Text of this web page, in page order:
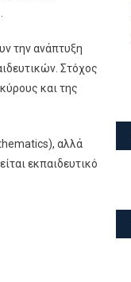
την ανάπτυξη
Στόχος
και της
αλλά
εκπαιδευτικό